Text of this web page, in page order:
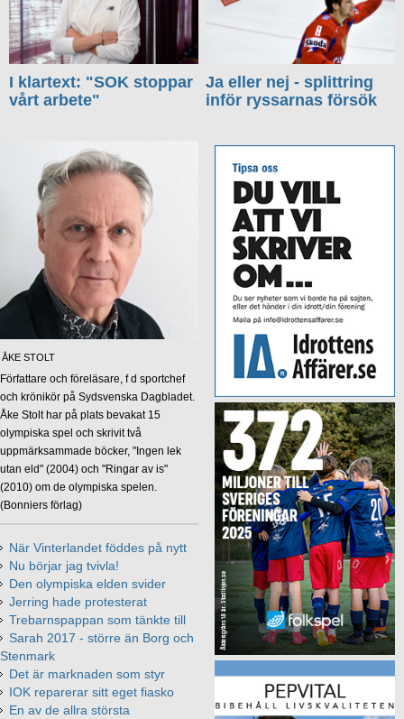
I klartext: "SOK stoppar
vårt arbete"
Ja eller nej - splittring
inför ryssarnas försök
ÅKE STOLT
Författare och föreläsare, f d sportchef
och krönikör på Sydsvenska Dagbladet.
Åke Stolt har på plats bevakat 15
olympiska spel och skrivit två
uppmärksammade böcker, "Ingen lek
utan eld" (2004) och "Ringar av is"
(2010) om de olympiska spelen.
(Bonniers förlag)
När Vinterlandet föddes på nytt
Nu börjar jag tvivla!
Den olympiska elden svider
Jerring hade protesterat
Trebarnspappan som tänkte till
Sarah 2017 - större än Borg och
Stenmark
Det är marknaden som styr
IOK reparerar sitt eget fiasko
En av de allra största